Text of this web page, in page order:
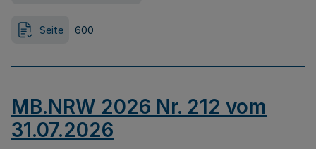
Seite 600
MB.NRW 2026 Nr. 212 vom
31.07.2026